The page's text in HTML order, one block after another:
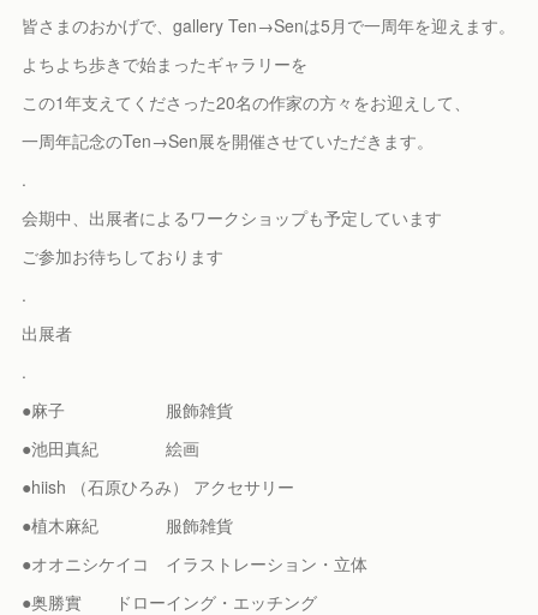
皆さまのおかげで、gallery Ten→Senは5月で一周年を迎えます。
よちよち歩きで始まったギャラリーを
この1年支えてくださった20名の作家の方々をお迎えして、
一周年記念のTen→Sen展を開催させていただきます。
.
会期中、出展者によるワークショップも予定しています
ご参加お待ちしております
.
出展者
.
●麻子 服飾雑貨
●池田真紀 絵画
●hiish （石原ひろみ） アクセサリー
●植木麻紀 服飾雑貨
●オオニシケイコ イラストレーション・立体
●奥勝實 ドローイング・エッチング